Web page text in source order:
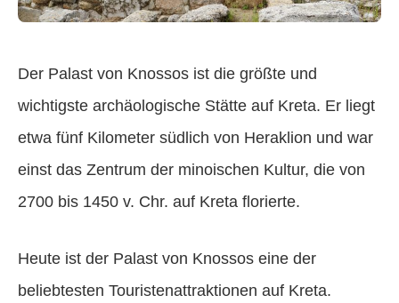
Der Palast von Knossos ist die größte und
wichtigste archäologische Stätte auf Kreta. Er liegt
etwa fünf Kilometer südlich von Heraklion und war
einst das Zentrum der minoischen Kultur, die von
2700 bis 1450 v. Chr. auf Kreta florierte.
Heute ist der Palast von Knossos eine der
beliebtesten Touristenattraktionen auf Kreta.